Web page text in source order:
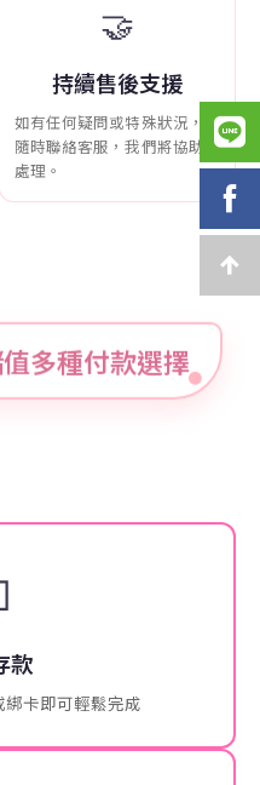
🤝
持續售後支援
如有任何疑問或特殊狀況，可
隨時聯絡客服，我們將協助您
處理。
多種付款選擇
款
卡即可輕鬆完成